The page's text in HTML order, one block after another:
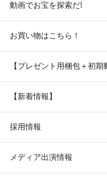
動画でお宝を探索だ!
お買い物はこちら！
【プレゼント用梱包＋初期
【新着情報】
採用情報
メディア出演情報